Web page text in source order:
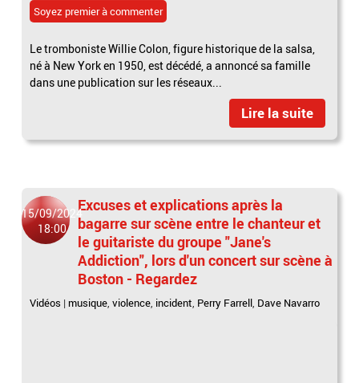
Soyez premier à commenter
Le tromboniste Willie Colon, figure historique de la salsa,
né à New York en 1950, est décédé, a annoncé sa famille
dans une publication sur les réseaux...
Lire la suite
15/09/2024
18:00
Excuses et explications après la
bagarre sur scène entre le chanteur et
le guitariste du groupe "Jane's
Addiction", lors d'un concert sur scène à
Boston - Regardez
Vidéos | musique,violence, incident, Perry Farrell, Dave Navarro